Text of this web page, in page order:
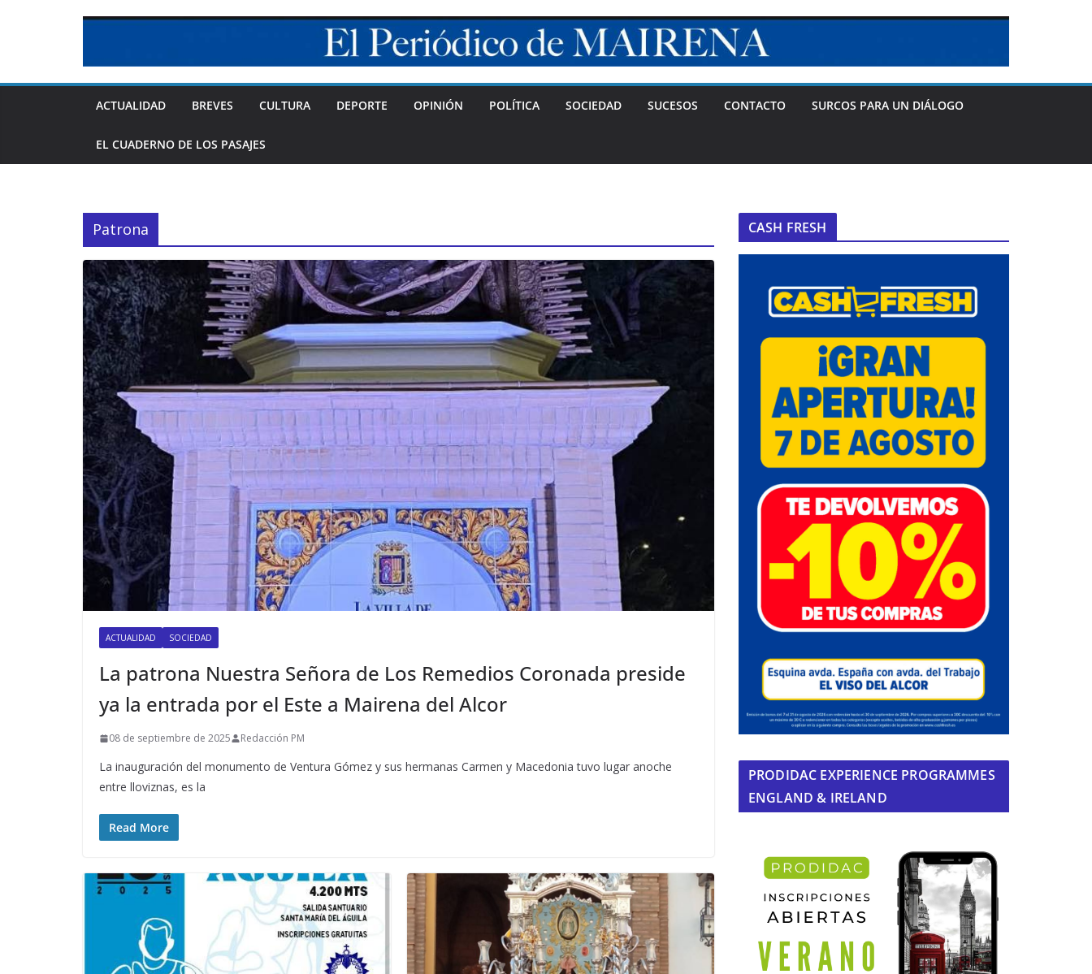
ACTUALIDAD BREVES CULTURA DEPORTE OPINIÓN POLÍTICA SOCIEDAD SUCESOS CONTACTO SURCOS PARA UN DIÁLOGO
EL CUADERNO DE LOS PASAJES
Patrona
ACTUALIDAD SOCIEDAD
La patrona Nuestra Señora de Los Remedios Coronada preside
ya la entrada por el Este a Mairena del Alcor
08 de septiembre de 2025 Redacción PM
La inauguración del monumento de Ventura Gómez y sus hermanas Carmen y Macedonia tuvo lugar anoche
entre lloviznas, es la
Read More
CASH FRESH
PRODIDAC EXPERIENCE PROGRAMMES
ENGLAND & IRELAND